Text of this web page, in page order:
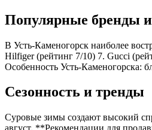
Популярные бренды и
В Усть-Каменогорск наиболее
Hilfiger (рейтинг 7/10) 7. Gucci
Особенность Усть-Каменогорска:
Сезонность и тренды
Суровые зимы создают высокий